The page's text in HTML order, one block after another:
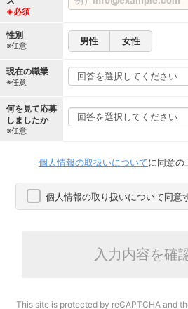
※必須
性別
※任意 男性 女性
現在の職業
※任意
何を見て応募
しましたか
※任意
個人情報の取扱いについてに同意の
個人情報の取り扱いについて同意
入力内容を確
This site is protected by reCAPTCHA and